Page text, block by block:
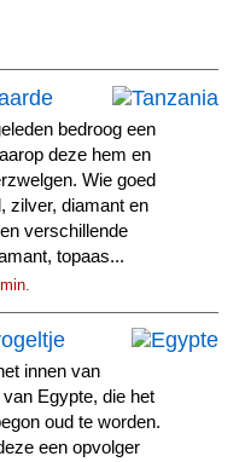
bedroog een
deze hem en
Wie goed
zilver, diamant en
verschillende
topaas...
innen van
Egypte, die het
oud te worden.
een opvolger